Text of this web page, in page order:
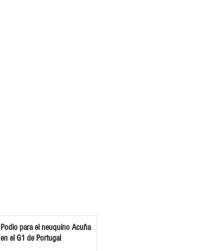
Podio para el neuquino Acuña
en el G1 de Portugal